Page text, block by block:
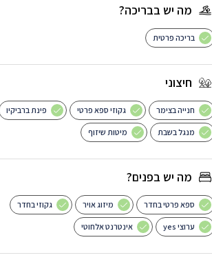
מה יש בבריכה?
בריכה פרטית
חיצוני
חנייה בצימר גקוזי ספא פרטי פינת ברביקיו
מנגל בשבת מיטות שיזוף
מה יש בפנים?
ספא פרטי בחדר מיזוג אויר גקוזי בחדר
ערוצי yes אינטרנט אלחוטי